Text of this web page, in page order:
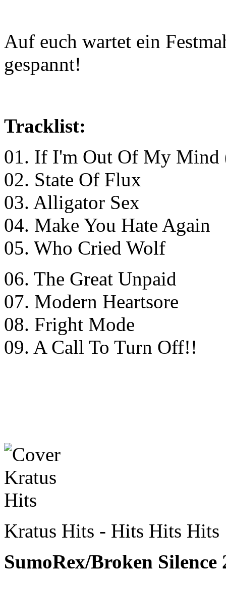
Auf euch wartet ein
gespannt!
Tracklist:
01. If I'm Out Of My
02. State Of Flux
03. Alligator Sex
04. Make You Hate Again
05. Who Cried Wolf
06. The Great Unpaid
07. Modern Heartsore
08. Fright Mode
09. A Call To Turn Off!!
Kratus Hits - Hits Hits Hits
SumoRex/Broken Silence